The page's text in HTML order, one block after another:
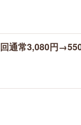
通常3,080円